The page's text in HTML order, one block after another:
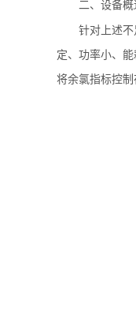
二、设备概
针对上述
定、功率小、
将余氯指标控制